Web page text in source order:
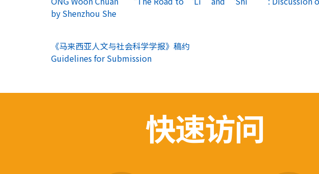
by Shenzhou She
《马来西亚人文与社会科学学报》稿约
Guidelines for Submission
快速访问